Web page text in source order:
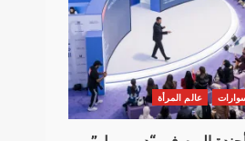
عالم المرأة